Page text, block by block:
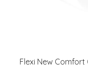
Flexi New